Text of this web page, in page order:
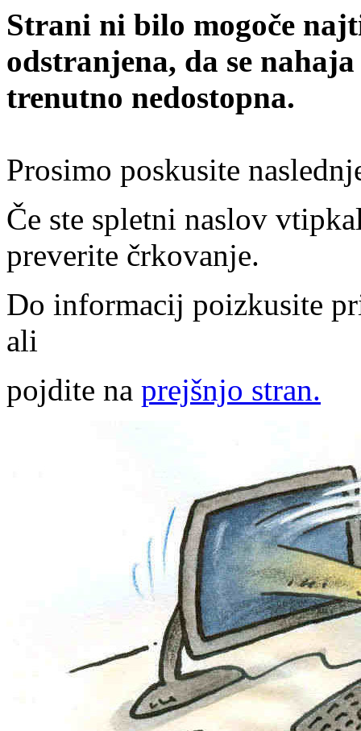
Strani ni bilo mogoče
odstranjena, da se
trenutno nedostopna.
Prosimo poskusite
Če ste spletni naslov
preverite črkovanje.
Do informacij poizkusite
ali
pojdite na prejšnjo stran.